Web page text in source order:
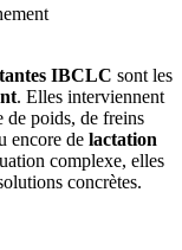
IBCLC sont les
. Elles interviennent
de poids, de freins
encore de lactation
complexe, elles
concrètes.